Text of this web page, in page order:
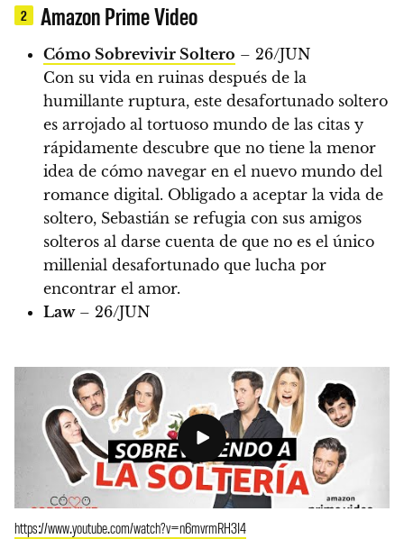
2 Amazon Prime Video
Cómo Sobrevivir Soltero – 26/JUN
Con su vida en ruinas después de la
humillante ruptura, este desafortunado soltero
es arrojado al tortuoso mundo de las citas y
rápidamente descubre que no tiene la menor
idea de cómo navegar en el nuevo mundo del
romance digital. Obligado a aceptar la vida de
soltero, Sebastián se refugia con sus amigos
solteros al darse cuenta de que no es el único
millenial desafortunado que lucha por
encontrar el amor.
Law– 26/JUN
https://www.youtube.com/watch?v=n6mvrmRH3I4